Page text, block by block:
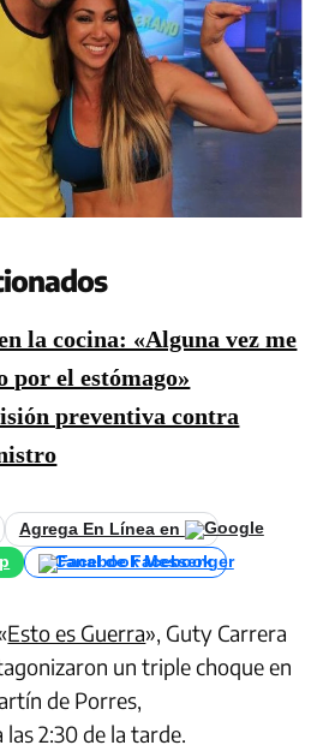
la cocina: «Alguna vez me
por el estómago»
preventiva contra
Agrega En Línea en
Canal de Facebook
Esto es Guerra», Guty Carrera
un triple choque en
de Porres,
2:30 de la tarde.